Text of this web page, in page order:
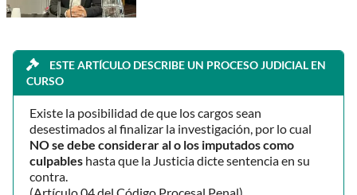
ESTE ARTÍCULO DESCRIBE UN PROCESO JUDICIAL EN
CURSO
Existe la posibilidad de que los cargos sean
desestimados al finalizar la investigación, por lo cual
NO se debe considerar al o los imputados como
culpables hasta que la Justicia dicte sentencia en su
contra.